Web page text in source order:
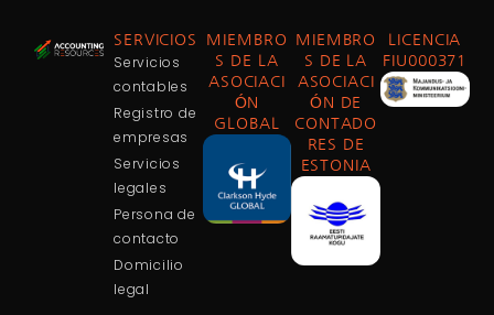
SERVICIOS
Servicios
contables
Registro de
empresas
Servicios
legales
Persona de
contacto
Domicilio
legal
MIEMBRO
S DE LA
ASOCIACI
ÓN
GLOBAL
MIEMBRO
S DE LA
ASOCIACI
ÓN DE
CONTADO
RES DE
ESTONIA
LICENCIA
FIU000371